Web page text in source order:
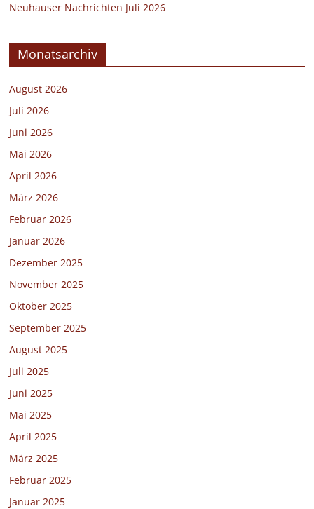
Neuhauser Nachrichten Juli 2026
Monatsarchiv
August 2026
Juli 2026
Juni 2026
Mai 2026
April 2026
März 2026
Februar 2026
Januar 2026
Dezember 2025
November 2025
Oktober 2025
September 2025
August 2025
Juli 2025
Juni 2025
Mai 2025
April 2025
März 2025
Februar 2025
Januar 2025